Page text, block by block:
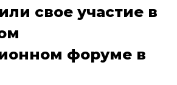
свое участие в
форуме в